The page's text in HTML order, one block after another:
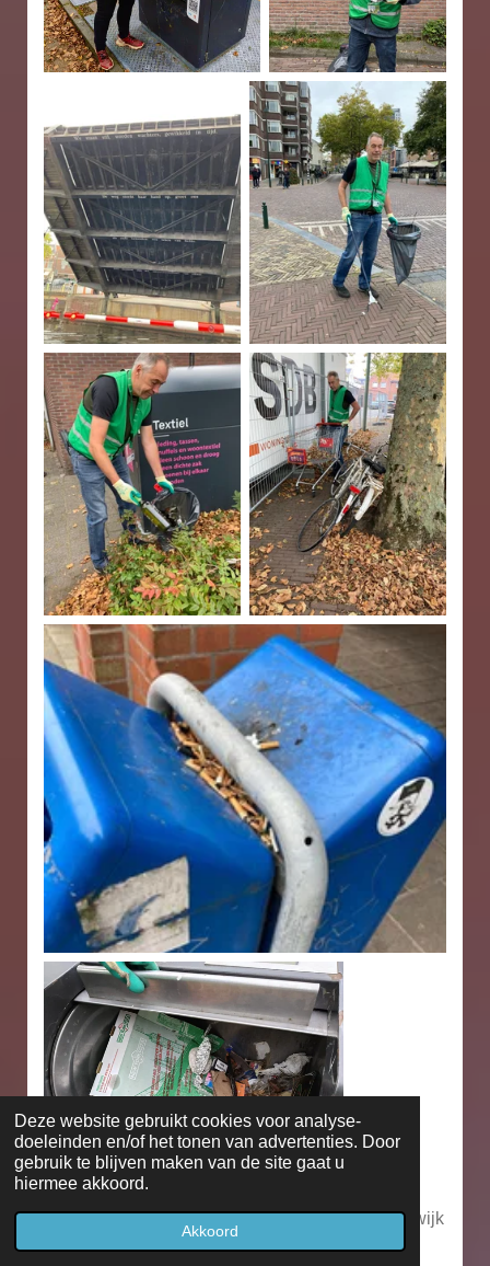
Deze website gebruikt cookies voor analyse-
doeleinden en/of het tonen van advertenties. Door
gebruik te blijven maken van de site gaat u
hiermee akkoord.
Akkoord
Terugblik op onze helden van Buurtbezem Oostwijk
van 11 oktober 2025.